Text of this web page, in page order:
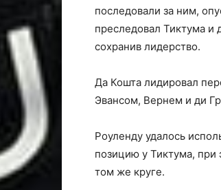
последовали за ним,
преследовал Тиктума и
сохранив лидерство.
Да Кошта лидировал
Эвансом, Вернем и ди
Роуленду удалось
позицию у Тиктума, при
том же круге.